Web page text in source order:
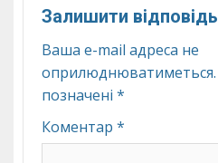
Залишити відповідь
Ваша e-mail адреса не
оприлюднюватиметься.
позначені *
Коментар *